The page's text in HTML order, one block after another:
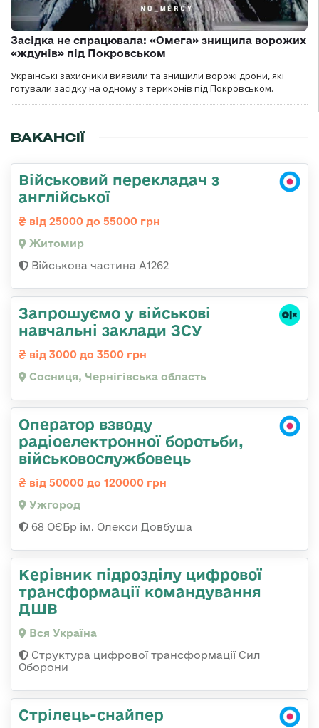
Засідка не спрацювала: «Омега» знищила ворожих
«ждунів» під Покровськом
Українські захисники виявили та знищили ворожі дрони, які
готували засідку на одному з териконів під Покровськом.
ВАКАНСІЇ
Військовий перекладач з
англійської
від 25000 до 55000 грн
Житомир
Військова частина А1262
Запрошуємо у військові
навчальні заклади ЗСУ
від 3000 до 3500 грн
Сосниця, Чернігівська область
Оператор взводу
радіоелектронної боротьби,
військовослужбовець
від 50000 до 120000 грн
Ужгород
68 ОЄБр ім. Олекси Довбуша
Керівник підрозділу цифрової
трансформації командування
ДШВ
Вся Україна
Структура цифрової трансформації Сил
Оборони
Стрілець-снайпер